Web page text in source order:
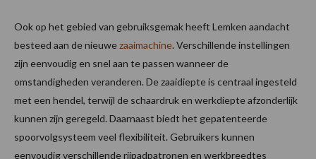
Ook op het gebied van gebruiksgemak heeft Lemken aandacht
besteed aan de nieuwezaaimachine. Verschillende instellingen
zijn eenvoudig en snel aan te passen wanneer de
omstandigheden veranderen. De zaaidiepte is centraal ingesteld
met een hendel, terwijl de schaardruk en werkdiepte afzonderlijk
kunnen zijn geregeld. Daarnaast biedt het gepatenteerde
spoorvolgsysteem veel flexibiliteit. Gebruikers kunnen
eenvoudig verschillende rijpadpatronen en werkbreedtes